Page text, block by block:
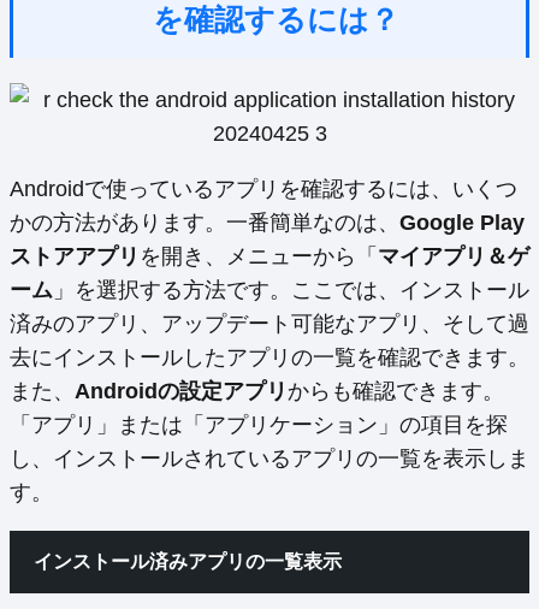
を確認するには？
Androidで使っているアプリを確認するには、いくつ
かの方法があります。一番簡単なのは、 Google Play
ストアアプリ を開き、メニューから「 マイアプリ＆ゲ
ーム 」を選択する方法です。ここでは、インストール
済みのアプリ、アップデート可能なアプリ、そして過
去にインストールしたアプリの一覧を確認できます。
また、 Androidの設定アプリ からも確認できます。
「アプリ」または「アプリケーション」の項目を探
し、インストールされているアプリの一覧を表示しま
す。
インストール済みアプリの一覧表示